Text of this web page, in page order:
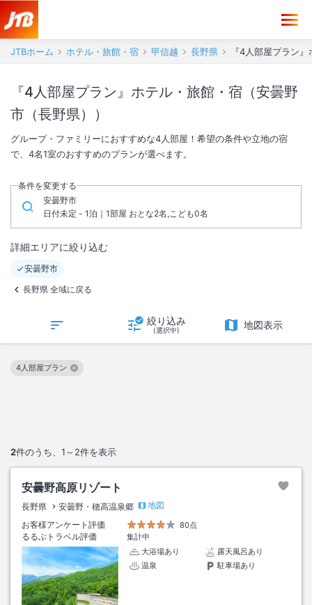
JTBホーム ホテル・旅館・宿 甲信越 長野県 『4人部屋プラン
『4人部屋プラン』ホテル・旅館・宿（安曇野
市（長野県））
グループ・ファミリーにおすすめな4人部屋！希望の条件や立地の宿
で、4名1室のおすすめのプランが選べます。
条件を変更する
安曇野市
日付未定 - 1泊｜1部屋 おとな2名,こども0名
詳細エリアに絞り込む
安曇野市
長野県 全域に戻る
絞り込み
(選択中) 地図表示
2件のうち、 1～2件を表示
4人部屋プラン
この絞り込み条件を解除
安曇野高原リゾート
長野県 安曇野・穂高温泉郷
地図
お客様アンケート評価
80点
るるぶトラベル評価
集計中
大浴場あり
露天風呂あり
温泉
駐車場あり